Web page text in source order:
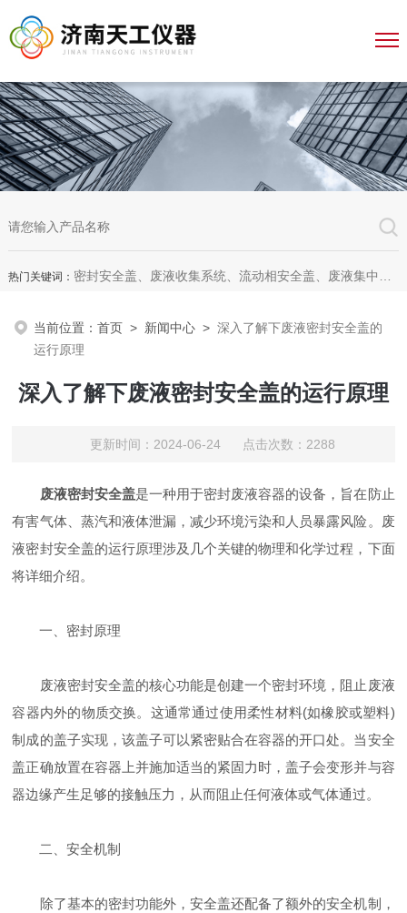
热门关键词： 密封安全盖、废液收集系统、流动相安全盖、废液集中收集系统、废液收集漏斗，全自动溶出杯清洗仪、全自动溶出脱气机、无管道通风柜、无管道药品柜
当前位置：首页 > 新闻中心 >深入了解下废液密封安全盖的
运行原理
深入了解下废液密封安全盖的运行原理
更新时间：2024-06-24 点击次数：2288
废液密封安全盖是一种用于密封废液容器的设备，旨在防止
有害气体、蒸汽和液体泄漏，减少环境污染和人员暴露风险。废
液密封安全盖的运行原理涉及几个关键的物理和化学过程，下面
将详细介绍。
一、密封原理
废液密封安全盖的核心功能是创建一个密封环境，阻止废液
容器内外的物质交换。这通常通过使用柔性材料(如橡胶或塑料)
制成的盖子实现，该盖子可以紧密贴合在容器的开口处。当安全
盖正确放置在容器上并施加适当的紧固力时，盖子会变形并与容
器边缘产生足够的接触压力，从而阻止任何液体或气体通过。
二、安全机制
除了基本的密封功能外，安全盖还配备了额外的安全机制，